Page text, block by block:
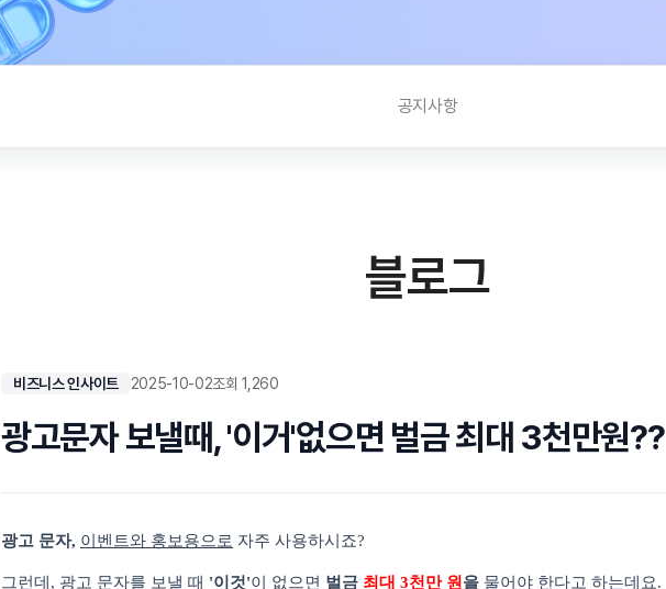
공지사항
블로그
비즈니스 인사이트 2025-10-02조회 1,260
광고문자 보낼때, '이거'없으면 벌금 최대 3천만원??
광고 문자, 이벤트와 홍보용으로 자주 사용하시죠?
그런데 , 광고 문자를 보낼 때 '이것'이 없으면 벌금 최대 3천만 원 을 물어야 한다고 하는데요.